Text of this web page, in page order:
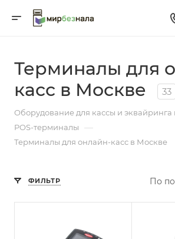
Терминалы для
касс в Москве
33
Оборудование для кассы и эквайринга
POS-терминалы —
Терминалы для онлайн-касс в Москве
ФИЛЬТР